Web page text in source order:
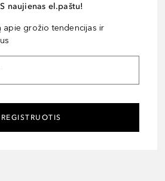
naujienas el.paštu!
apie grožio tendencijas ir
REGISTRUOTIS